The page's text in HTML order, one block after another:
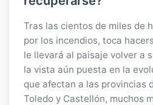
Tras las cientos de miles de
por los incendios, toca
le llevará al paisaje volver a
la vista aún puesta en la
que afectan a las provincias
Toledo y Castellón, muchos